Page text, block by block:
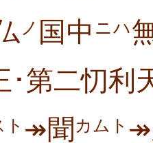
ノ 国中 ニハ
･第二忉利
ト ↠聞 カムト